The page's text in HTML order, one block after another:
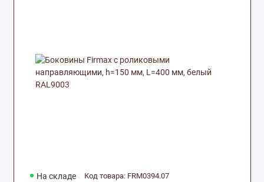
На складе Код товара: FRM0394.07